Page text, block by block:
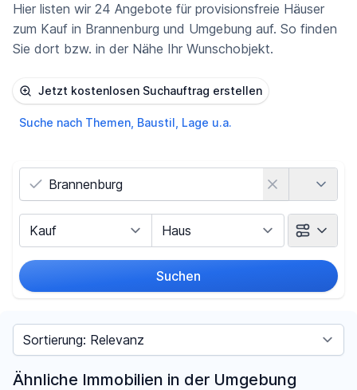
Hier listen wir 24 Angebote für provisionsfreie Häuser
zum Kauf in Brannenburg und Umgebung auf. So finden
Sie dort bzw. in der Nähe Ihr Wunschobjekt.
Jetzt kostenlosen Suchauftrag erstellen
Suche nach Themen, Baustil, Lage u.a.
Suchen
Preis
Sortieren nach
Ähnliche Immobilien in der Umgebung